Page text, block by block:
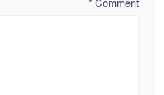
Comment
*